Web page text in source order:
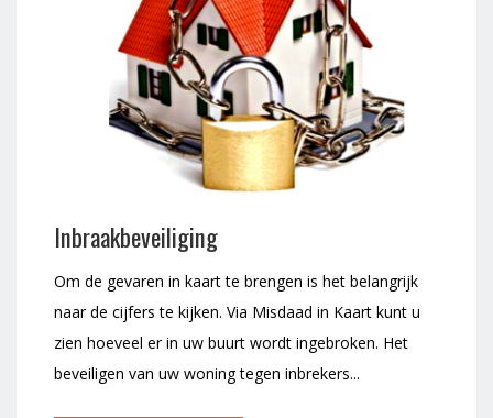
Inbraakbeveiliging
Om de gevaren in kaart te brengen is het belangrijk
naar de cijfers te kijken. Via Misdaad in Kaart kunt u
zien hoeveel er in uw buurt wordt ingebroken. Het
beveiligen van uw woning tegen inbrekers...